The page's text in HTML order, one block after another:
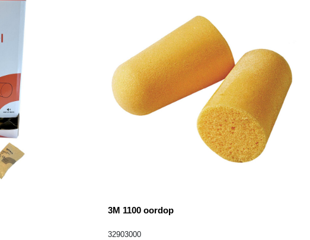
3M 1100 oordop
32903000